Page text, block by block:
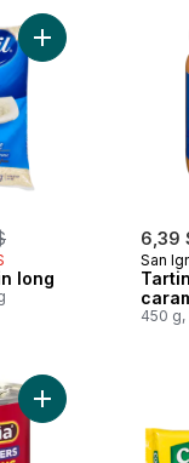
long
Ajouter Riz blanc
6,39
San
450 g,
Ajouter Haricots